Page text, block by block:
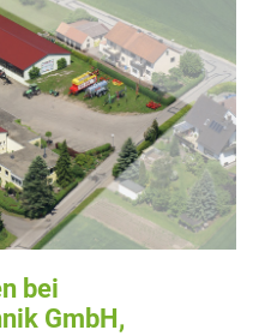
bei
GmbH,